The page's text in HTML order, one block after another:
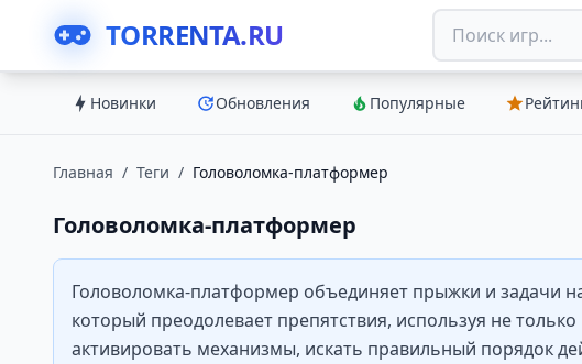
TORRENTA.RU
Новинки Обновления Популярные
Главная / Теги / Головоломка-платформер
Головоломка-платформер
Головоломка-платформер объединяет прыжки и задачи
который преодолевает препятствия, используя не
активировать механизмы, искать правильный порядок